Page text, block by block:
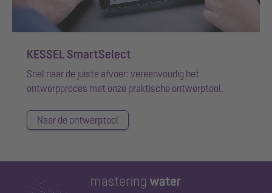
KESSEL SmartSelect
Snel naar de juiste afvoer: vereenvoudig het
ontwerpproces met onze praktische ontwerptool.
Naar de ontwerptool